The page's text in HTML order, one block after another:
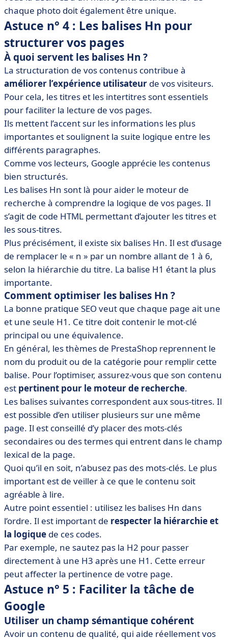
chaque photo doit également être unique.
Astuce n° 4 : Les balises Hn pour
structurer vos pages
À quoi servent les balises Hn ?
La structuration de vos contenus contribue à
améliorer l’expérience utilisateur de vos visiteurs.
Pour cela, les titres et les intertitres sont essentiels
pour faciliter la lecture de vos pages.
Ils mettent l’accent sur les informations les plus
importantes et soulignent la suite logique entre les
différents paragraphes.
Comme vos lecteurs, Google apprécie les contenus
bien structurés.
Les balises Hn sont là pour aider le moteur de
recherche à comprendre la logique de vos pages. Il
s’agit de code HTML permettant d’ajouter les titres et
les sous-titres.
Plus précisément, il existe six balises Hn. Il est d’usage
de remplacer le « n » par un nombre allant de 1 à 6,
selon la hiérarchie du titre. La balise H1 étant la plus
importante.
Comment optimiser les balises Hn ?
La bonne pratique SEO veut que chaque page ait une
et une seule H1. Ce titre doit contenir le mot-clé
principal ou une équivalence.
En général, les thèmes de PrestaShop reprennent le
nom du produit ou de la catégorie pour remplir cette
balise. Pour l’optimiser, assurez-vous que son contenu
est pertinent pour le moteur de recherche.
Les balises suivantes correspondent aux sous-titres. Il
est possible d’en utiliser plusieurs sur une même
page. Il est conseillé d’y placer des mots-clés
secondaires ou des termes qui entrent dans le champ
lexical de la page.
Quoi qu’il en soit, n’abusez pas des mots-clés. Le plus
important est de veiller à ce que le contenu soit
agréable à lire.
Autre point essentiel : utilisez les balises Hn dans
l’ordre. Il est important de respecter la hiérarchie et
la logique de ces codes.
Par exemple, ne sautez pas la H2 pour passer
directement à une H3 après une H1. Cette erreur
peut affecter la pertinence de votre page.
Astuce n° 5 : Faciliter la tâche de
Google
Utiliser un champ sémantique cohérent
Avoir un contenu de qualité, qui aide réellement vos